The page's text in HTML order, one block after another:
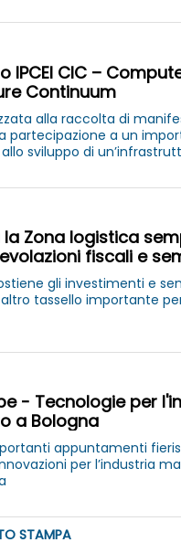
IPCEI CIC –
Continuum
alla raccolta di
partecipazione a un
sviluppo di
la Zona logistica
fiscali e
gli investimenti e
tassello importante
- Tecnologie per
a Bologna
appuntamenti
per l’industria
STAMPA